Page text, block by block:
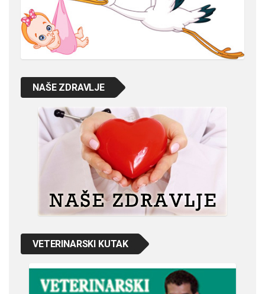
NAŠE ZDRAVLJE
VETERINARSKI KUTAK